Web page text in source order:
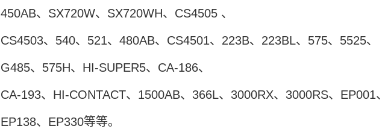
450AB、SX720W、SX720WH、CS4505 、
CS4503、540、521、480AB、CS4501、223B、223BL、575、5525、
G485、575H、HI-SUPER5、CA-186、
CA-193、HI-CONTACT、1500AB、366L、3000RX、3000RS、EP001、
EP138、EP330等等。